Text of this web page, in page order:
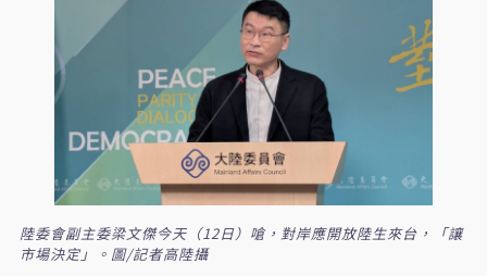
陸委會副主委梁文傑今天（12日）嗆，對岸應開放陸生來台，「讓
市場決定」。圖/記者高陸攝